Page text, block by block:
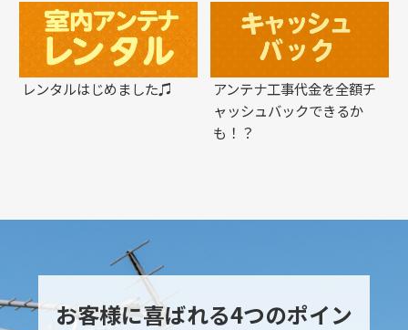
レンタルはじめました♫
アンテナ工事代金を全額チ
ャッシュバックできるか
も！？
お客様に喜ばれる4つのポイン